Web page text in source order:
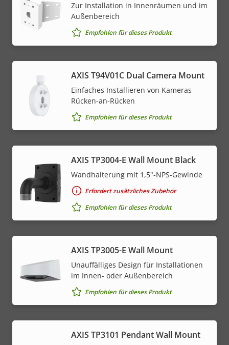
Zur Installation in Innenräumen und im
Außenbereich
Empfohlen für dieses Produkt
AXIS T94V01C Dual Camera Mount
Einfaches Installieren von Kameras
Rücken-an-Rücken
Empfohlen für dieses Produkt
AXIS TP3004-E Wall Mount Black
Wandhalterung mit 1,5"-NPS-Gewinde
Erfordert zusätzliches Zubehör
Empfohlen für dieses Produkt
AXIS TP3005-E Wall Mount
Unauffälliges Design für Installationen
im Innen- oder Außenbereich
Empfohlen für dieses Produkt
AXIS TP3101 Pendant Wall Mount